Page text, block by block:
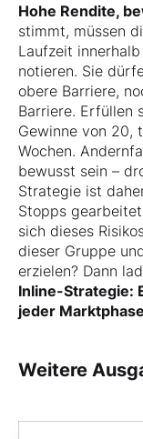
Hohe Rendite,
stimmt, müssen
Laufzeit
notieren. Sie
obere Barriere,
Barriere. Erfüllen
Gewinne von 20,
Wochen.
bewusst sein –
Strategie ist
Stopps
sich dieses
dieser Gruppe
erzielen? Dann
Inline-Strategie:
jeder
Weitere